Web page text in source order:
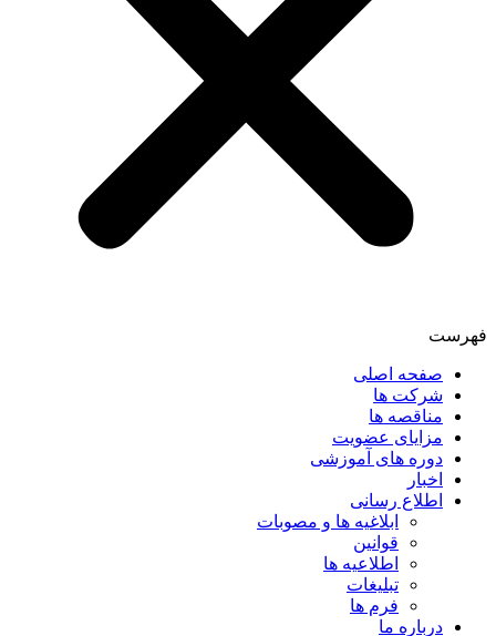
فهرست
صفحه اصلی
شرکت ها
مناقصه ها
مزایای عضویت
دوره های آموزشی
اخبار
اطلاع رسانی
ابلاغیه ها و مصوبات
قوانین
اطلاعیه ها
تبلیغات
فرم ها
درباره ما